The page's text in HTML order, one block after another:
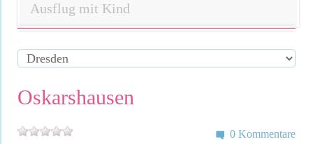
Ausflug mit Kind
Oskarshausen
0 Kommentare